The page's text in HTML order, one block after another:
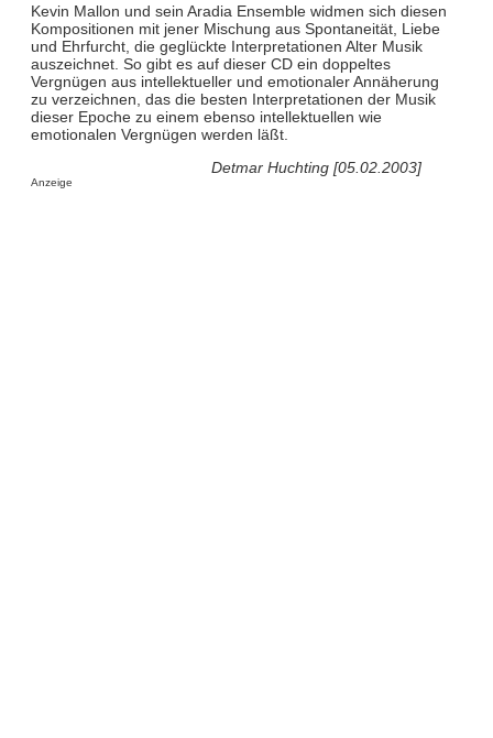
Kevin Mallon und sein Aradia Ensemble widmen sich diesen
Kompositionen mit jener Mischung aus Spontaneität, Liebe
und Ehrfurcht, die geglückte Interpretationen Alter Musik
auszeichnet. So gibt es auf dieser CD ein doppeltes
Vergnügen aus intellektueller und emotionaler Annäherung
zu verzeichnen, das die besten Interpretationen der Musik
dieser Epoche zu einem ebenso intellektuellen wie
emotionalen Vergnügen werden läßt.
Detmar Huchting [05.02.2003]
Anzeige